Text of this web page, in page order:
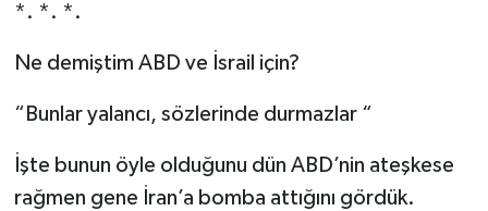
*. *. *.
Ne demiştim ABD ve İsrail için?
“Bunlar yalancı, sözlerinde durmazlar “
İşte bunun öyle olduğunu dün ABD’nin ateşkese
rağmen gene İran’a bomba attığını gördük.